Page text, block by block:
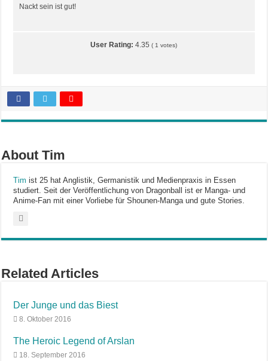
Nackt sein ist gut!
User Rating:4.35 ( 1 votes)
About Tim
Tim ist 25 hat Anglistik, Germanistik und Medienpraxis in Essen
studiert. Seit der Veröffentlichung von Dragonball ist er Manga- und
Anime-Fan mit einer Vorliebe für Shounen-Manga und gute Stories.
Related Articles
Der Junge und das Biest
8. Oktober 2016
The Heroic Legend of Arslan
18. September 2016